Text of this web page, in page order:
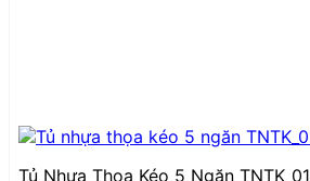
Tủ Nhựa Thọa Kéo 5 Ngăn TNTK_01